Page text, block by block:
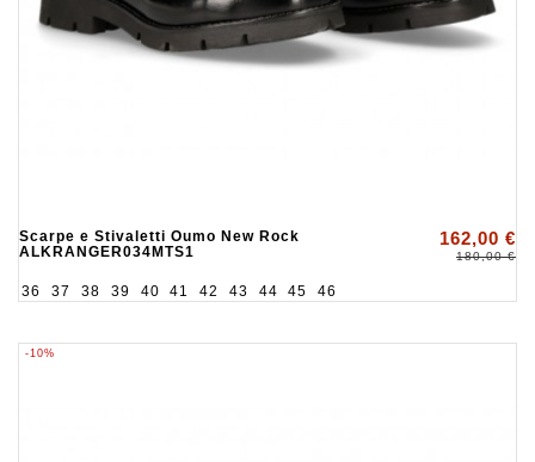
Scarpe e Stivaletti Oumo New Rock
ALKRANGER034MTS1
162,00 €
180,00 €
36 37 38 39 40 41 42 43 44 45 46
-10%